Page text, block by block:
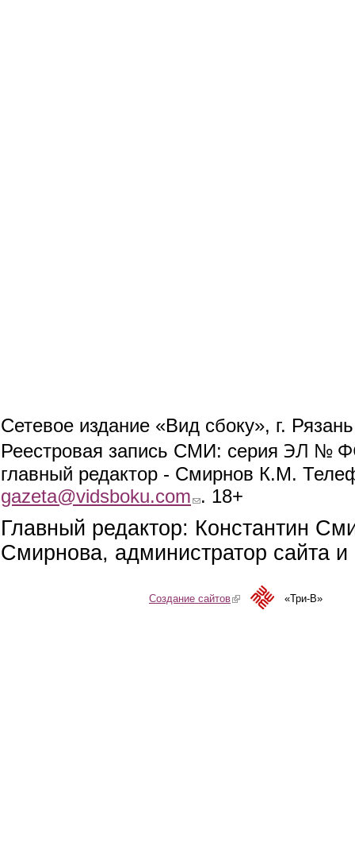
Сетевое издание «Вид сбоку», г.
Реестровая запись СМИ: серия ЭЛ №
главный редактор - Смирнов К.М.
gazeta@vidsboku.com (link sends e-mail)
. 18+
Главный редактор: Константин
Смирнова, администратор сайта
Создание сайтов(link is external)«Три-В»